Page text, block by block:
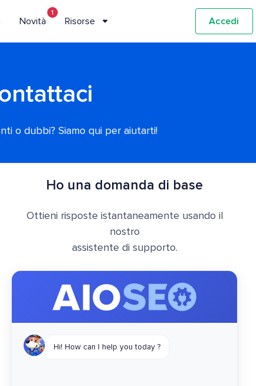
Novità
1
Risorse Accedi
o dubbi? Siamo qui per aiutarti!
Ho una domanda di base
Ottieni risposte istantaneamente usando il
nostro
assistente di supporto.